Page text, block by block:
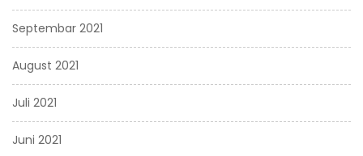
Septembar 2021
August 2021
Juli 2021
Juni 2021